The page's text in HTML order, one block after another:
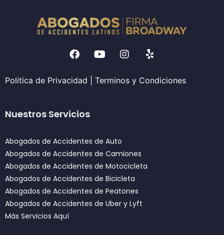
Politica de Privacidad Terminos y Condiciones
Nuestros Servicios
Abogados de Accidentes de Auto
Abogados de Accidentes de Camiones
Abogados de Accidentes de Motocicleta
Abogados de Accidentes de Bicicleta
Abogados de Accidentes de Peatones
Abogados de Accidentes de Uber y Lyft
Más Servicios Aquí